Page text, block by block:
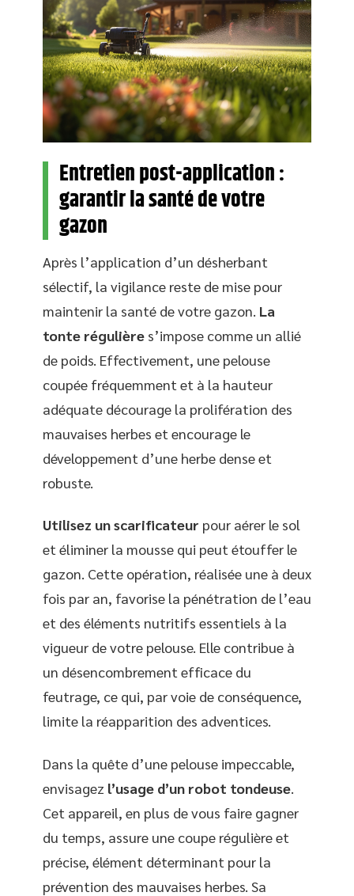
Entretien post-application :
garantir la santé de votre
gazon
Après l’application d’un désherbant
sélectif, la vigilance reste de mise pour
maintenir la santé de votre gazon. La
tonte régulière s’impose comme un allié
de poids. Effectivement, une pelouse
coupée fréquemment et à la hauteur
adéquate décourage la prolifération des
mauvaises herbes et encourage le
développement d’une herbe dense et
robuste.
Utilisez un scarificateur pour aérer le sol
et éliminer la mousse qui peut étouffer le
gazon. Cette opération, réalisée une à deux
fois par an, favorise la pénétration de l’eau
et des éléments nutritifs essentiels à la
vigueur de votre pelouse. Elle contribue à
un désencombrement efficace du
feutrage, ce qui, par voie de conséquence,
limite la réapparition des adventices.
Dans la quête d’une pelouse impeccable,
envisagez l’usage d’un robot tondeuse
Cet appareil, en plus de vous faire gagner
du temps, assure une coupe régulière et
précise, élément déterminant pour la
prévention des mauvaises herbes. Sa